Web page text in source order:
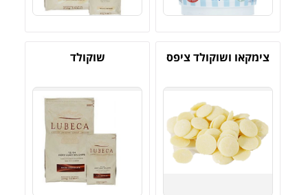
צימקאו ושוקולד ציפס שוקולד